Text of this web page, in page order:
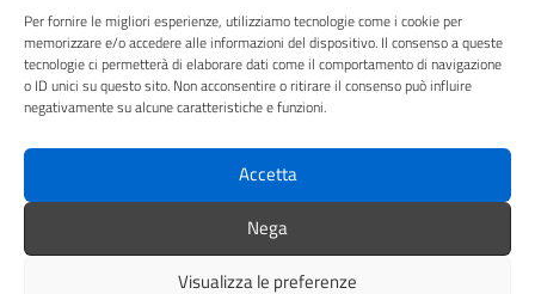
Per fornire le migliori esperienze, utilizziamo tecnologie come i cookie per
memorizzare e/o accedere alle informazioni del dispositivo. Il consenso a queste
tecnologie ci permetterà di elaborare dati come il comportamento di navigazione
o ID unici su questo sito. Non acconsentire o ritirare il consenso può influire
negativamente su alcune caratteristiche e funzioni.
Accetta
Nega
Visualizza le preferenze
Atti amministrativi
Cookie Policy
Informativa privacy
Feedback